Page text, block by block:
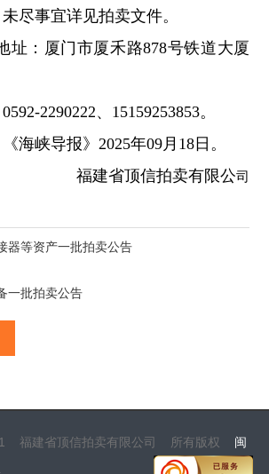
尽事宜详见拍卖文件。
址：厦门市厦禾路878号铁道大厦
0592-2290222、 15159253853。
海峡导报》 2025年09月18日。
福建省顶信拍卖有限公司
器等资产一批拍卖公告
一批拍卖公告
福建省顶信拍卖有限公司 所有版权 闽